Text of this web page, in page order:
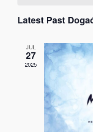
Latest Past
JUL
27
2025